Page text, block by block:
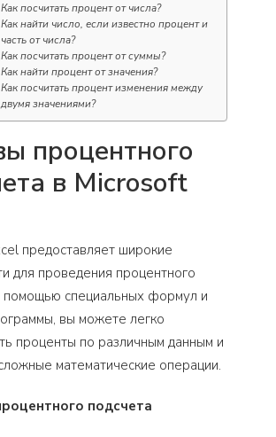
Как посчитать процент от числа?
Как найти число, если известно процент и
часть от числа?
Как посчитать процент от суммы?
Как найти процент от значения?
Как посчитать процент изменения между
двумя значениями?
процентного
в Microsoft
предоставляет широкие
для проведения процентного
помощью специальных формул и
вы можете легко
проценты по различным данным и
математические операции.
подсчета